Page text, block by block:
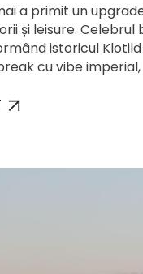
a primit un
și leisure.
istoricul
cu vibe imperial,